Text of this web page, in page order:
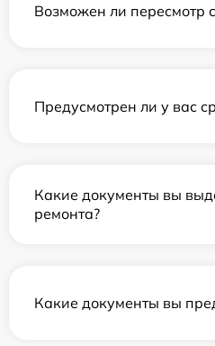
Возможен ли пересмотр
Предусмотрен ли у вас
Какие документы вы
ремонта?
Какие документы вы